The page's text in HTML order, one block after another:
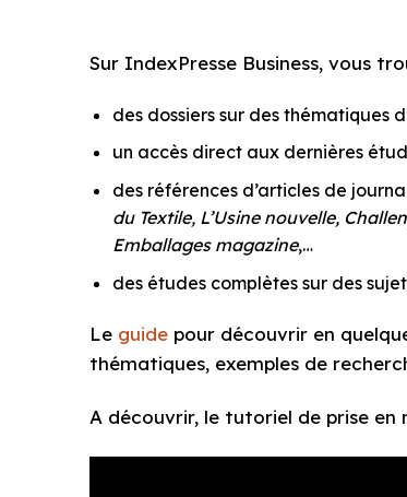
Sur IndexPresse Business, vous
des dossiers sur des thématiques
un accès direct aux dernières
des références d’articles de
du Textile, L’Usine nouvelle,
Emballages magazine,…
des études complètes sur des
Le guide pour découvrir en
thématiques, exemples de
A découvrir, le tutoriel de prise en